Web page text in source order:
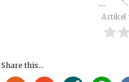
Artikel
Share this...